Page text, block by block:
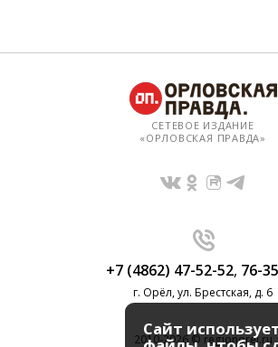
СЕТЕВОЕ ИЗДАНИЕ
«ОРЛОВСКАЯ ПРАВДА»
+7 (4862) 47-52-52, 76-
г. Орёл, ул. Брестская, д. 6
2010-2026 © regionorel.ru
Сайт